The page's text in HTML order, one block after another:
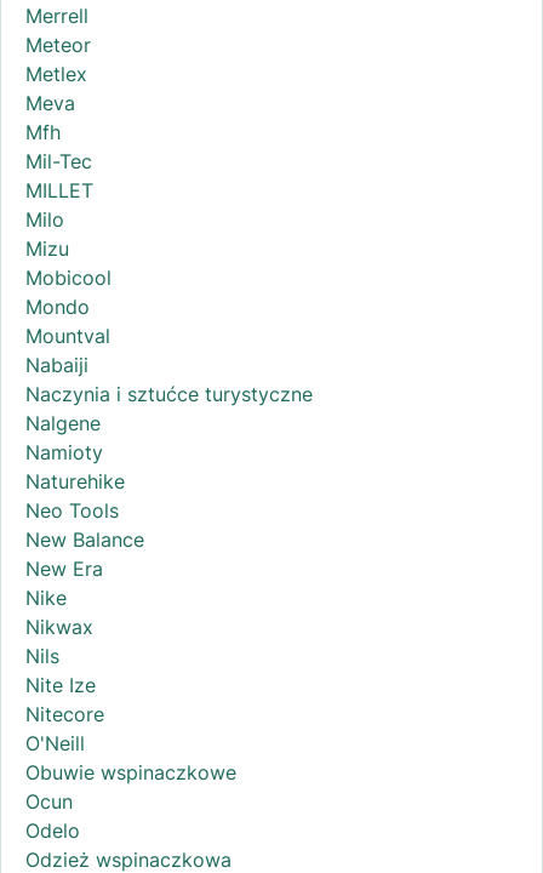
Merrell
Meteor
Metlex
Meva
Mfh
Mil-Tec
MILLET
Milo
Mizu
Mobicool
Mondo
Mountval
Nabaiji
Naczynia i sztućce turystyczne
Nalgene
Namioty
Naturehike
Neo Tools
New Balance
New Era
Nike
Nikwax
Nils
Nite Ize
Nitecore
O'Neill
Obuwie wspinaczkowe
Ocun
Odelo
Odzież wspinaczkowa